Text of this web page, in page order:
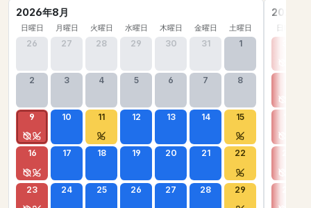
2026年8月
日曜日 月曜日 火曜日 水曜日 木曜日 金曜日 土曜日
26 27 28 29 30 31 1
2 3 4 5 6 7 8
9 10 11 12 13 14 15
16 17 18 19 20 21 22
23 24 25 26 27 28 29
2026年
日曜日